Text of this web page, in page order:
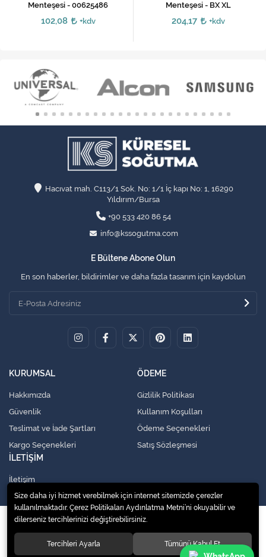
Menteşesi - 00625486
102,08 +kdv
Menteşesi - BX XL
204,17 +kdv
Hacıvat mah. C113/1 Sok. No: 1/1 İç kapı No: 1, 16290
Yıldırım/Bursa
+90 533 420 86 54
info@kssogutma.com
E Bültene Abone Olun
En son haberler, bildirimler ve daha fazla tasarım için kaydolun
KURUMSAL
Hakkımızda
Güvenlik
Teslimat ve İade Şartları
Kargo Seçenekleri
ÖDEME
Gizlilik Politikası
Kullanım Koşulları
Ödeme Seçenekleri
Satış Sözleşmesi
İLETİŞİM
İletişim
© 2020Küresel Soğutma Sistemleri Yedek Parça San. Ve Tic. Ltd. Şti.
Size daha iyi hizmet verebilmek için internet sitemizde çerezler
kullanılmaktadır. Çerez Politikaları Aydınlatma Metni’ni okuyabilir ve
dilerseniz tercihlerinizi değiştirebilirsiniz.
Tercihleri Ayarla Tümünü Kabul Et